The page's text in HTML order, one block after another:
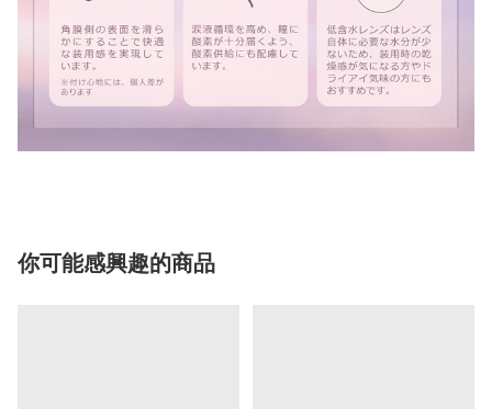
你可能感興趣的商品